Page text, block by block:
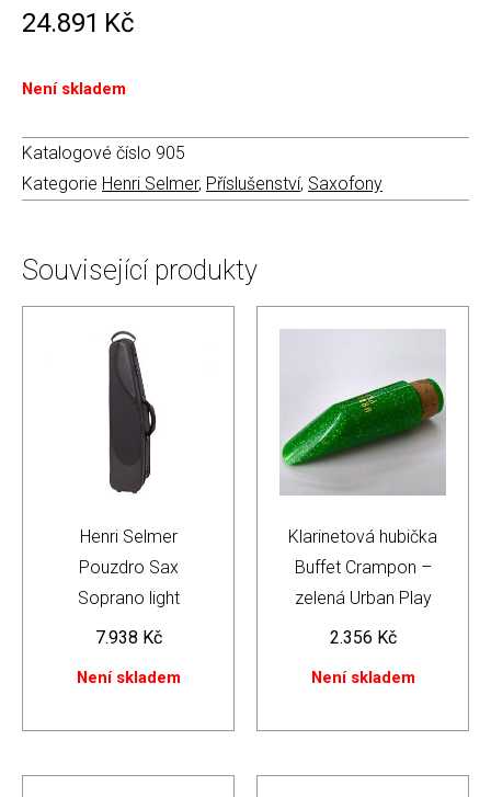
24.891 Kč
Není skladem
Katalogové číslo 905
Kategorie Henri Selmer, Příslušenství, Saxofony
Související produkty
Henri Selmer
Pouzdro Sax
Soprano light
7.938 Kč
Není skladem
Klarinetová hubička
Buffet Crampon –
zelená Urban Play
2.356 Kč
Není skladem